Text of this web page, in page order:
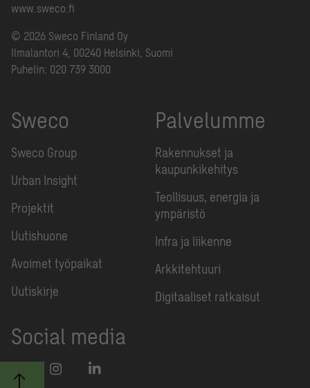
www.sweco.fi
© 2026 Sweco Finland Oy
Ilmalantori 4, 00240 Helsinki, Suomi
Puhelin: 020 739 3000
Sweco
Sweco Group
Urban Insight
Projektit
Uutishuone
Avoimet työpaikat
Uutiskirje
Palvelumme
Rakennukset ja
kaupunkikehitys
Teollisuus, energia ja
ympäristö
Infra ja liikenne
Arkkitehtuuri
Digitaaliset ratkaisut
Social media